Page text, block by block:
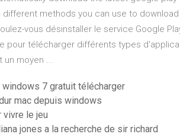
different methods you can use to
vous désinstaller le service Google
pour télécharger différents types
un moyen ...
7 gratuit télécharger
mac depuis windows
vivre le jeu
jones a la recherche de sir richard